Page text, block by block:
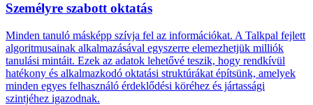
Személyre szabott oktatás
Minden tanuló másképp szívja fel az információkat. A Talkpal fejlett
algoritmusainak alkalmazásával egyszerre elemezhetjük milliók
tanulási mintáit. Ezek az adatok lehetővé teszik, hogy rendkívül
hatékony és alkalmazkodó oktatási struktúrákat építsünk, amelyek
minden egyes felhasználó érdeklődési köréhez és jártassági
szintjéhez igazodnak.